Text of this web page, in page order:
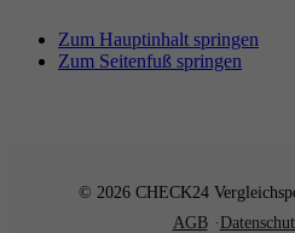
Zum Hauptinhalt springen
Zum Seitenfuß springen
© 2026 CHECK24
AGB